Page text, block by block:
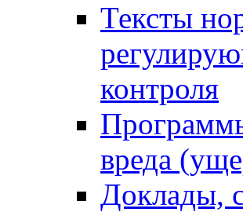
Тексты
контроля
вреда
Доклады,